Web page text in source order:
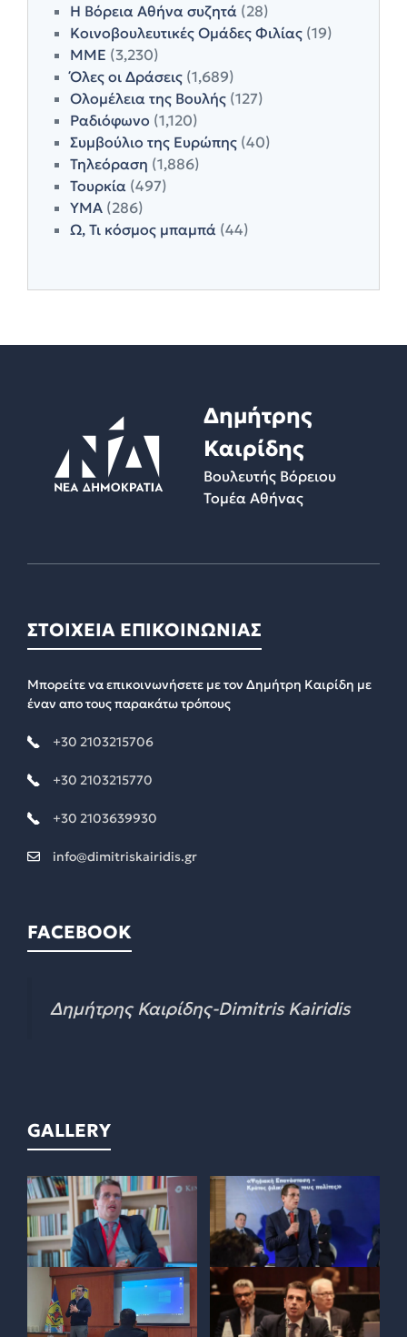
Η Βόρεια Αθήνα συζητά (28)
Κοινοβουλευτικές Ομάδες Φιλίας (19)
ΜΜΕ (3,230)
Όλες οι Δράσεις (1,689)
Ολομέλεια της Βουλής (127)
Ραδιόφωνο (1,120)
Συμβούλιο της Ευρώπης (40)
Τηλεόραση (1,886)
Τουρκία (497)
ΥΜΑ (286)
Ω, Τι κόσμος μπαμπά (44)
Δημήτρης
Καιρίδης
Βουλευτής Βόρειου
Τομέα Αθήνας
ΣΤΟΙΧΕΙΑ ΕΠΙΚΟΙΝΩΝΙΑΣ
Μπορείτε να επικοινωνήσετε με τον Δημήτρη Καιρίδη με
έναν απο τους παρακάτω τρόπους
+30 2103215706
+30 2103215770
+30 2103639930
info@dimitriskairidis.gr
FACEBOOK
Δημήτρης Καιρίδης-Dimitris Kairidis
GALLERY